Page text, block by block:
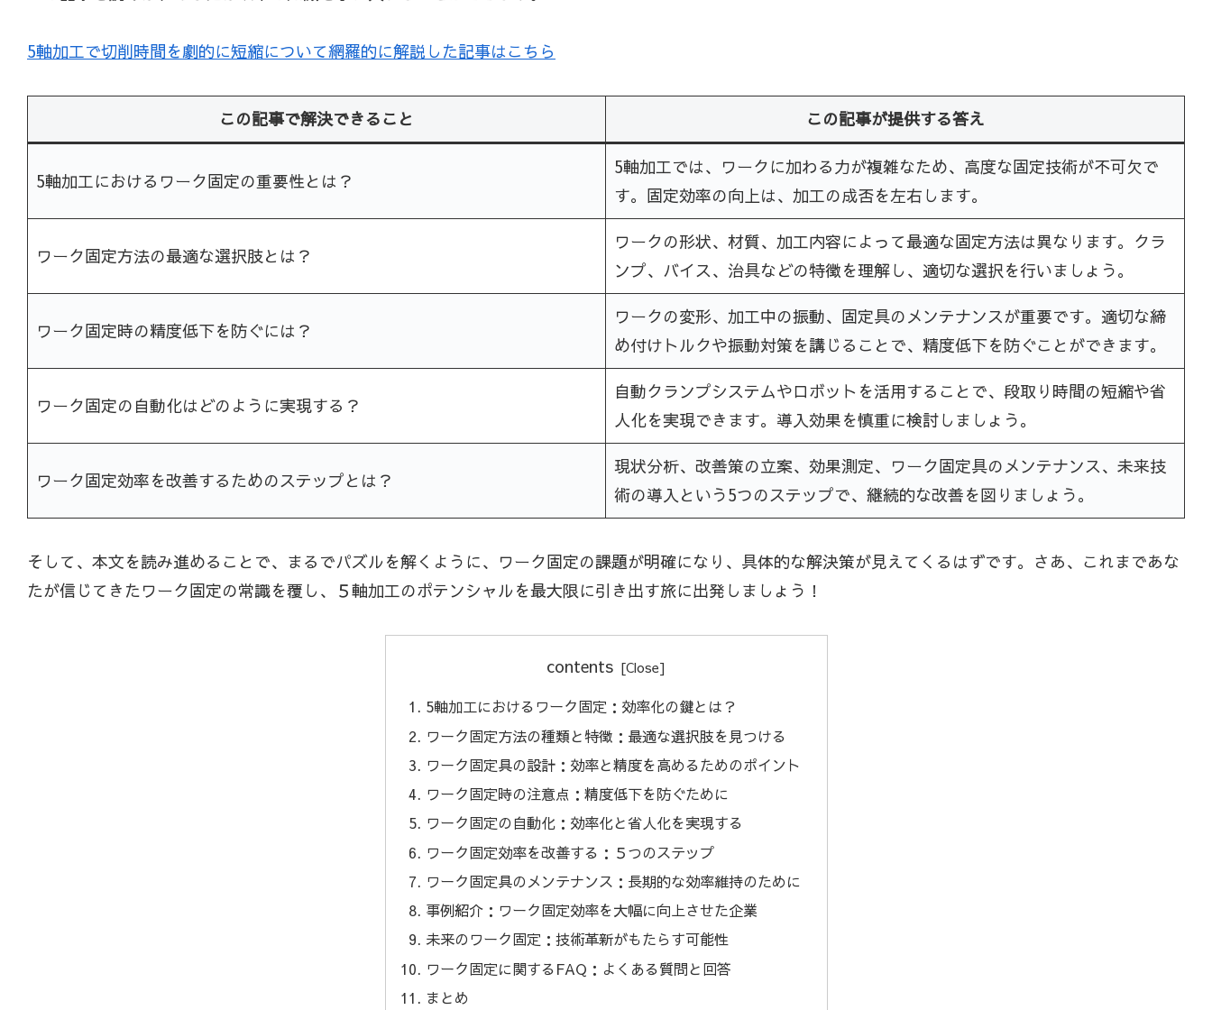
5軸加工で切削時間を劇的に短縮について網羅的に解説した記事はこちら
この記事で解決できること この記事が提供する答え
5軸加工におけるワーク固定の重要性とは？
5軸加工では、ワークに加わる力が複雑なため、高度な固定技術が不可欠で
す。固定効率の向上は、加工の成否を左右します。
ワーク固定方法の最適な選択肢とは？
ワークの形状、材質、加工内容によって最適な固定方法は異なります。クラ
ンプ、バイス、治具などの特徴を理解し、適切な選択を行いましょう。
ワーク固定時の精度低下を防ぐには？
ワークの変形、加工中の振動、固定具のメンテナンスが重要です。適切な締
め付けトルクや振動対策を講じることで、精度低下を防ぐことができます。
ワーク固定の自動化はどのように実現する？
自動クランプシステムやロボットを活用することで、段取り時間の短縮や省
人化を実現できます。導入効果を慎重に検討しましょう。
ワーク固定効率を改善するためのステップとは？
現状分析、改善策の立案、効果測定、ワーク固定具のメンテナンス、未来技
術の導入という5つのステップで、継続的な改善を図りましょう。
そして、本文を読み進めることで、まるでパズルを解くように、ワーク固定の課題が明確になり、具体的な解決策が見えてくるはずです。さあ、これまであな
たが信じてきたワーク固定の常識を覆し、５軸加工のポテンシャルを最大限に引き出す旅に出発しましょう！
contents
5軸加工におけるワーク固定：効率化の鍵とは？
ワーク固定方法の種類と特徴：最適な選択肢を見つける
ワーク固定具の設計：効率と精度を高めるためのポイント
ワーク固定時の注意点：精度低下を防ぐために
ワーク固定の自動化：効率化と省人化を実現する
ワーク固定効率を改善する：５つのステップ
ワーク固定具のメンテナンス：長期的な効率維持のために
事例紹介：ワーク固定効率を大幅に向上させた企業
未来のワーク固定：技術革新がもたらす可能性
ワーク固定に関するFAQ：よくある質問と回答
まとめ